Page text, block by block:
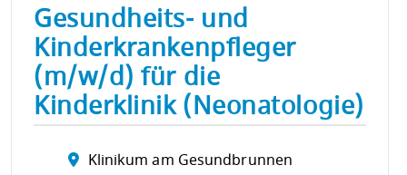
Gesundheits- und
Kinderkrankenpfleger
(m/w/d) für die
Kinderklinik (Neonatologie)
Klinikum am Gesundbrunnen